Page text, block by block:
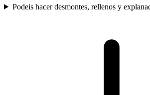
Podeis hacer desmontes, rellenos y